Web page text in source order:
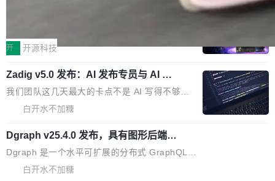
-2024 和 C23 编程接口标准的兼容性。 compat
括 epoll（围绕 kqueue 实现）、POSIX 消息队
列、...
发者及生态伙伴，系统呈现了平台在游戏领域的
营、到IAA游戏的“买变一体”正循环、再到联运与
的出海增长布局。 华为终端云业务商业化销售负
责人在开场致辞中表示，游戏开发者的核心诉求
已不再是“多一个投放渠道”，而是一套能够持续
6的终端设备已突破7000万台，注册开发者数量
已突破 1100 万。随着鸿蒙生态汇聚越来越多的
列主板阵容迎来新成员——B850 AORUS ELITE
产品，B850 AORUS ELITE X3D延续技嘉在X3
D平台优化上的技术积累，旨在为游戏玩家带来
更稳定、更高效的装机选择。 B850 AORUS ELI
zen 9000/8000/7000系列处理器，并针对X3D
处理器特性进行平台级优化。其搭载X3D鸡血模
式2.0，可根据不同使用场景释放处理器潜力，
开 开源科技
Zadig v5.0 发布：AI 发布专员与 AI 审
查专员上线
我们团队这几天最大的卡点不是 AI 写得不够
好，是 AI 写得太好了。 好到审查排期从两天的
窗口推了又推。好到合进 main 分支的代码，我
们自己都没看完。 这事不是个例。GitLab 调研
过 1528 名开发者，85% 说 AI 把瓶颈从写代码
白开水不加糖
Dgraph v25.4.0 发布，具有图形后端的
原生 GraphQL 数据库
Dgraph 是一个水平可扩展的分布式 GraphQL
数据库，有一个图形后端。作为一个原生的 Gra
白开水不加糖